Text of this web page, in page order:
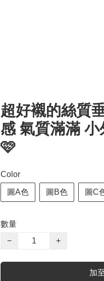
超好襯的絲質
感 氣質滿滿
🩷
Color
圖A色 圖B色 圖C
數量
−
+
加